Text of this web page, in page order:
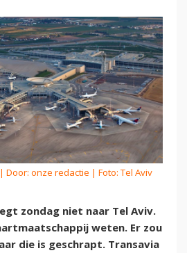
Door: onze redactie | Foto: Tel Aviv
zondag niet naar Tel Aviv.
weten. Er zou
die is geschrapt. Transavia